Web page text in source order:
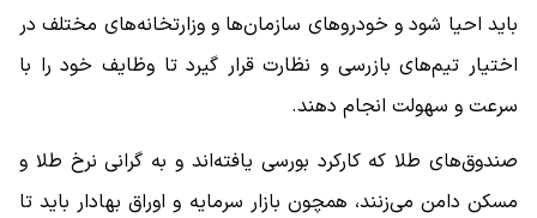
باید احیا شود و خودروهای سازمان‌ها و وزارتخانه‌های مختلف در
اختیار تیم‌های بازرسی و نظارت قرار گیرد تا وظایف خود را با
سرعت و سهولت انجام دهند.
صندوق‌های طلا که کارکرد بورسی یافته‌اند و به گرانی نرخ طلا و
مسکن دامن می‌زنند، همچون بازار سرمایه و اوراق بهادار باید تا